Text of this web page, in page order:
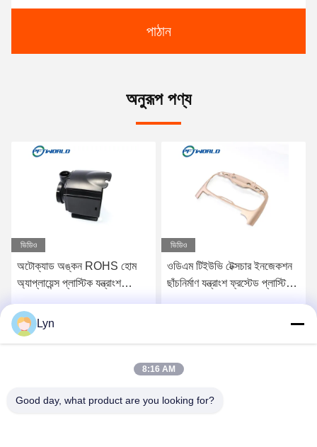
পাঠান
অনুরূপ পণ্য
ভিডিও
অটোক্যাড অঙ্কন ROHS হোম
অ্যাপ্লায়েন্স প্লাস্টিক যন্ত্রাংশ
ভিডিও
ওডিএম টিইউভি টেক্সচার ইনজেকশন
ছাঁচনির্মাণ যন্ত্রাংশ ফ্রস্টেড প্লাস্টিক
Lyn
8:16 AM
Good day, what product are you looking for?